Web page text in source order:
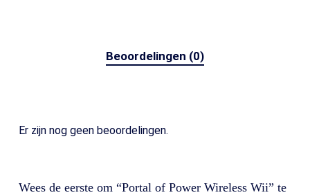
Beoordelingen (0)
Er zijn nog geen beoordelingen.
Wees de eerste om “Portal of Power Wireless Wii” te